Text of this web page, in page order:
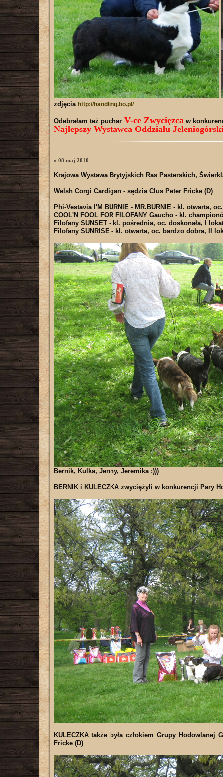
zdjęcia http://handling.bo.pl/
Odebrałam też puchar V-ce Zwycięzcaw
Najlepszy Wystawca Oddziału
» 08 maj 2010
Krajowa Wystawa Brytyjskich Ras Pasterskich,
Welsh Corgi Cardigan- sędzia Clus Peter Fricke (D)
Phi-Vestavia I'M BURNIE - MR.BURNIE - kl. otwarta,
COOL'N FOOL FOR FILOFANY Gaucho- kl.
Filofany SUNSET- kl. pośrednia, oc. doskonała, I
Filofany SUNRISE- kl. otwarta, oc. bardzo dobra, II
Bernik, Kulka, Jenny, Jeremika :)))
BERNIK i KULECZKA zwyciężyli w konkurencji Pary
KULECZKA także była człokiem Grupy
Fricke (D)